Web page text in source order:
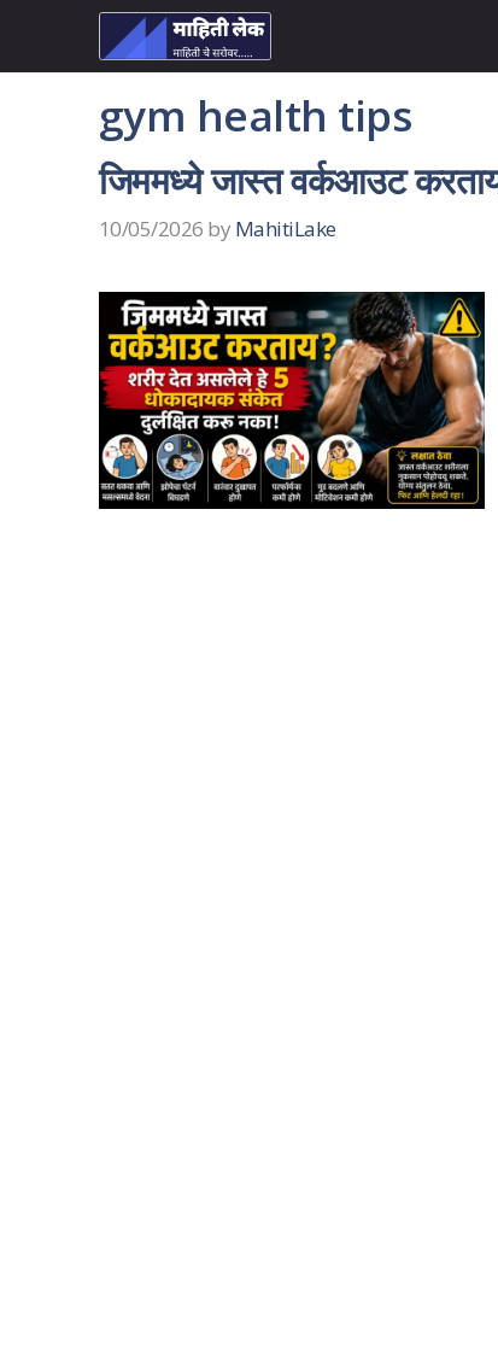
gym health tips
जिममध्ये जास्त वर्कआउट
10/05/2026 by MahitiLake